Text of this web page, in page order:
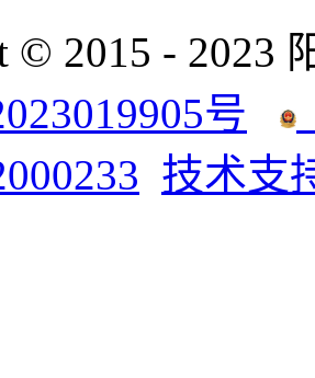
© 2015 - 2023
号
技术支